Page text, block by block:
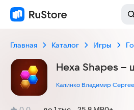
Главная Каталог Игры
Hexa Shapes –
Калинко Владимир